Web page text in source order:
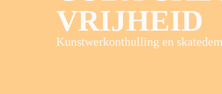
VRIJHEID
Kunstwerkonthulling en